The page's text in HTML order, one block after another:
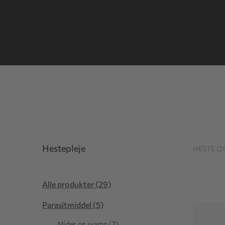
Hestepleje
Alle produkter (29)
Parasitmiddel (5)
HESTE